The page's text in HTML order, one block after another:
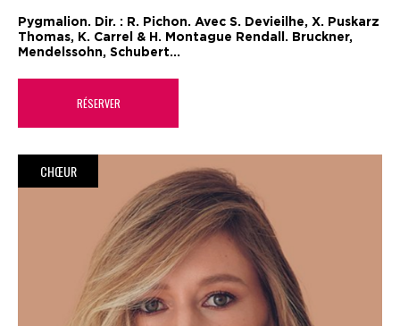
Pygmalion. Dir. : R. Pichon. Avec S. Devieilhe, X. Puskarz
Thomas, K. Carrel & H. Montague Rendall. Bruckner,
Mendelssohn, Schubert...
RÉSERVER
CHŒUR